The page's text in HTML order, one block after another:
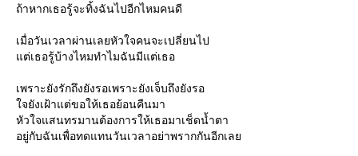
ถ้าหากเธอรู้จะทิ้งฉันไปอีกไหมคนดี
เมื่อวันเวลาผ่านเลยหัวใจคนจะเปลี่ยนไป
ต่เธอรู้บ้างไหมทำไมฉันมีแต่เธอ
เพราะยังรักถึงยังรอเพราะยังเจ็บถึงยังรอ
จยังเฝ้าแต่ขอให้เธอย้อนคืนมา
หัวใจแสนทรมานต้องการให้เธอมาเช็ดน้ำตา
อยู่กับฉันเพื่อทดแทนวันเวลาอย่าพรากกันอีกเล